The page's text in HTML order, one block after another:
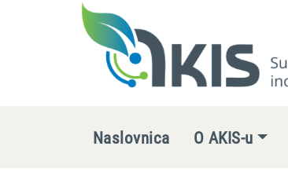
Naslovnica O AKIS-u